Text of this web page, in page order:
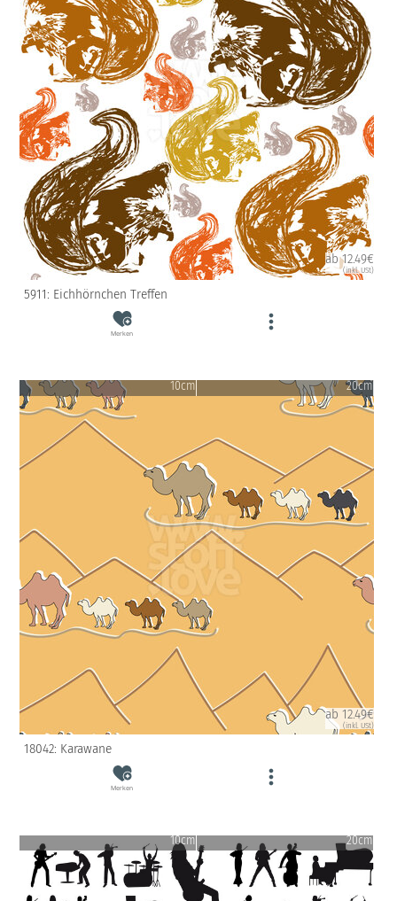
ab 12.49€
(inkl. USt)
5911: Eichhörnchen Treffen
Merken
10cm 20cm
ab 12.49€
(inkl. USt)
18042: Karawane
Merken
10cm 20cm